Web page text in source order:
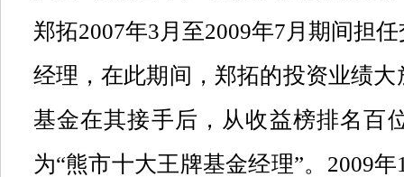
郑拓2007年3 月至2009年7 月期间担
经理，在此期间，郑拓的投资业绩
基金在其接手后，从收益榜排名百
为“熊市十大王牌基金经理”。 2009年